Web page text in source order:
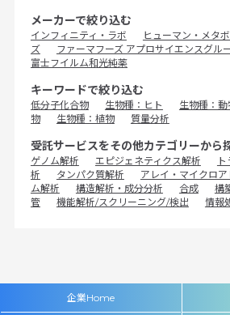
メーカーで絞り込む
インフィニティ・ラボ
ヒューマン・メタ
ズ
ファーマフーズ アプロサイエンスグル
富士フイルム和光純薬
キーワードで絞り込む
低分子化合物 生物種：ヒト 生物種：動
物
生物種：植物 質量分析
受託サービスをその他カテゴリーから
ゲノム解析 エピジェネティクス解析
析
タンパク質解析 アレイ・マイクロア
ム解析
構造解析・成分分析 合成 構
管
機能解析/スクリーニング/検出 情報
企業Home